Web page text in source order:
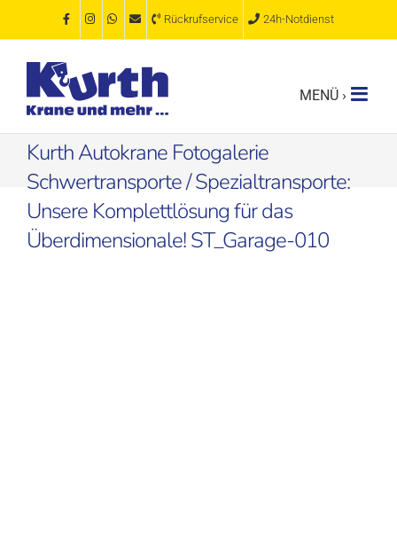
Rückrufservice 24h-Notdienst
Kurth Autokrane Fotogalerie
Schwertransporte / Spezialtransporte:
Unsere Komplettlösung für das
Überdimensionale! ST_Garage-010